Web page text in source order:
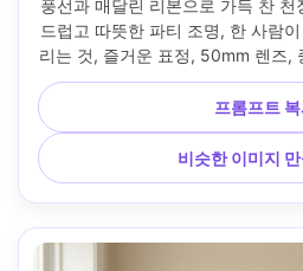
풍선과 매달린 리본으로 가득 찬
드럽고 따뜻한 파티 조명, 한 사람
리는 것, 즐거운 표정, 50mm 렌즈,
한 색상, 초현실적인 사진과 자연
프롬프트
비슷한 이미지